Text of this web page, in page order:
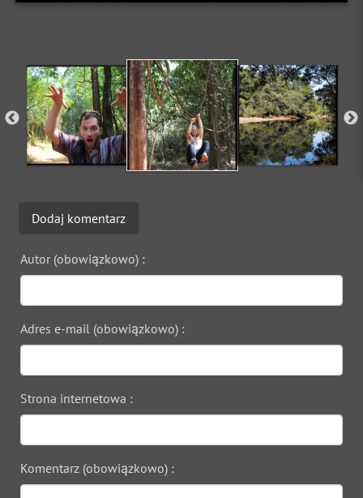
Dodaj komentarz
Autor (obowiązkowo) :
Adres e-mail (obowiązkowo) :
Strona internetowa :
Komentarz (obowiązkowo) :